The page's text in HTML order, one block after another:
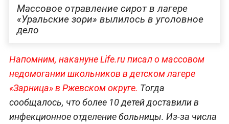
Массовое отравление сирот в лагере
«Уральские зори» вылилось в уголовное
дело
Напомним, накануне Life.ru писал о массовом
недомогании школьников в детском лагере
«Зарница» в Ржевском округе. Тогда
сообщалось, что более 10 детей доставили в
инфекционное отделение больницы. Из-за числа